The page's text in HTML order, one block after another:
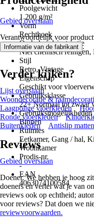
Poolgewicht
1.200 g/m²
Vorm
Rechthoek
Onderhoudsinstructie
Niet chemisch reinigen,
Stijl
Retro, Vintage
Eigenschap
Geschikt voor
Gebruiksklasse
22+ Normaal tot zwaar
Gebruiksmogelijkheden
Binnen
Ruimtes
Eetkamer, Gang / hal,
Woonkamer
Prodis-nr.
-
EAN
4063074100584
Gebied overslaan
Verantwoordelijk voor
Informatie van de fabrikant .
Verder kijken?
Lijst overslaan
Woondecoratie &
Laagpolige vloerkleden
Ronde vloerkleden
Buitenkleden
Antislip matten
Reviews
Gebied overslaan
Doener. We hebben je hoog
doeners en vertel wat je van
reviews ook op echtheid;
voor reviews? Dat doen we
reviewvoorwaarden.